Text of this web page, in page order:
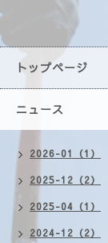
トップページ
ニュース
2026-01（1）
2025-12（2）
2025-04（1）
2024-12（2）